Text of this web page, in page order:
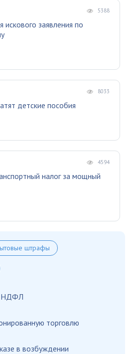
5388
искового заявления по
8033
детские пособия
4594
налог за мощный
штрафы
НДФЛ
торговлю
в возбуждении